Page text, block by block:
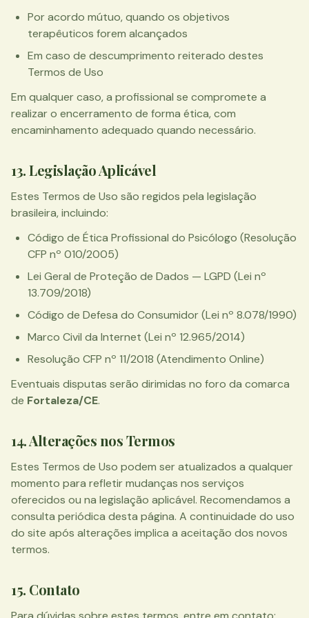
Por acordo mútuo, quando os objetivos
terapêuticos forem alcançados
Em caso de descumprimento reiterado destes
Termos de Uso
Em qualquer caso, a profissional se compromete a
realizar o encerramento de forma ética, com
encaminhamento adequado quando necessário.
13. Legislação Aplicável
Estes Termos de Uso são regidos pela legislação
brasileira, incluindo:
Código de Ética Profissional do Psicólogo (Resolução
CFP nº 010/2005)
Lei Geral de Proteção de Dados — LGPD (Lei nº
13.709/2018)
Código de Defesa do Consumidor (Lei nº 8.078/1990)
Marco Civil da Internet (Lei nº 12.965/2014)
Resolução CFP nº 11/2018 (Atendimento Online)
Eventuais disputas serão dirimidas no foro da comarca
de Fortaleza/CE.
14. Alterações nos Termos
Estes Termos de Uso podem ser atualizados a qualquer
momento para refletir mudanças nos serviços
oferecidos ou na legislação aplicável. Recomendamos a
consulta periódica desta página. A continuidade do uso
do site após alterações implica a aceitação dos novos
termos.
15. Contato